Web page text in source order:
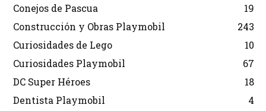
Conejos de Pascua
19
Construcción y Obras Playmobil
243
Curiosidades de Lego
10
Curiosidades Playmobil
67
DC Super Héroes
18
Dentista Playmobil
4